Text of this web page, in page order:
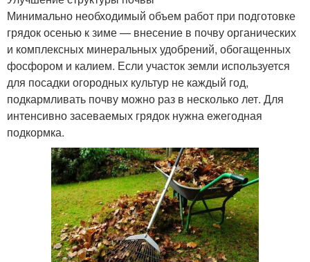
Минимально необходимый объем работ при подготовке
грядок осенью к зиме — внесение в почву органических
и комплексных минеральных удобрений, обогащенных
фосфором и калием. Если участок земли используется
для посадки огородных культур не каждый год,
подкармливать почву можно раз в несколько лет. Для
интенсивно засеваемых грядок нужна ежегодная
подкормка.